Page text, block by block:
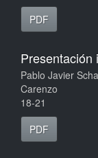
PDF
Presentación
Pablo Javier
Carenzo
18-21
PDF